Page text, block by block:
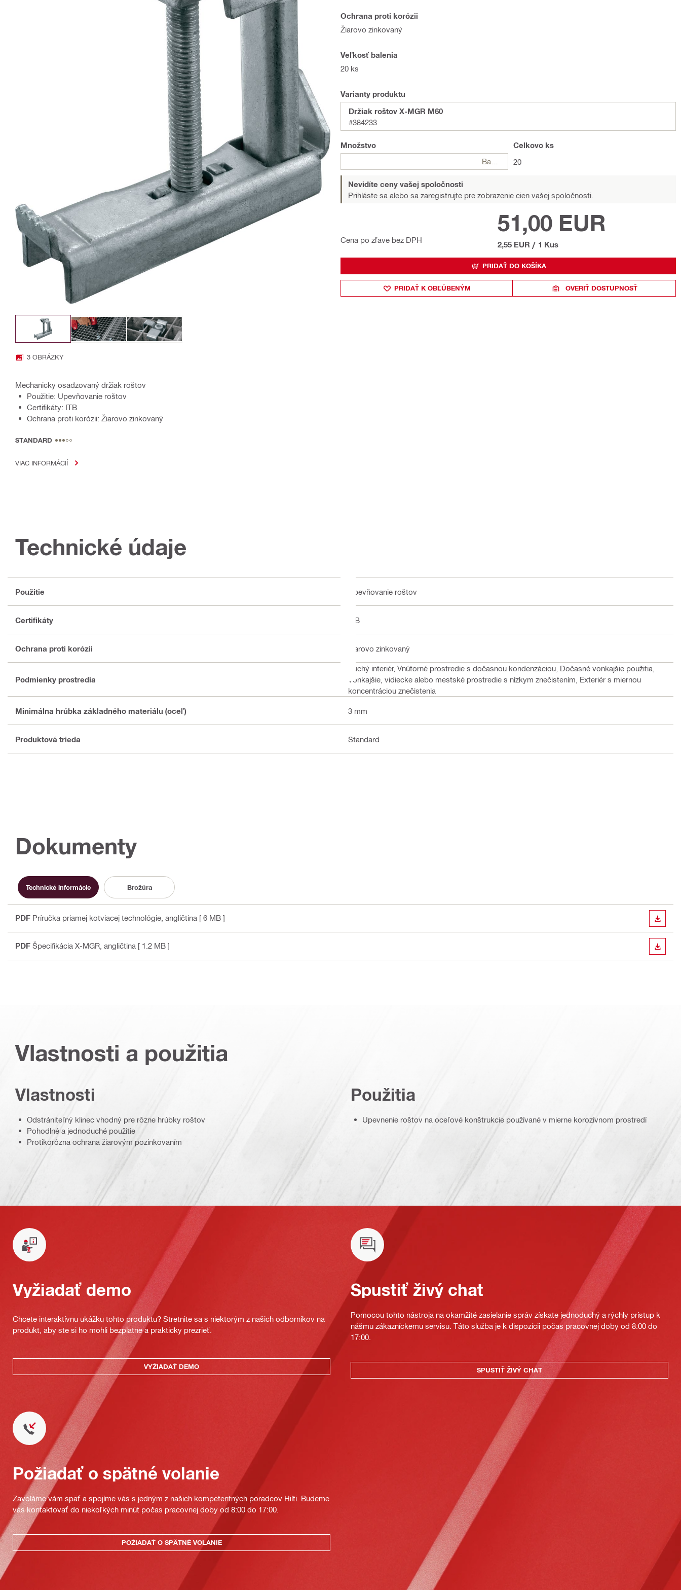
3 OBRÁZKY
Mechanicky osadzovaný držiak roštov
Použitie: Upevňovanie roštov
Certifikáty: ITB
Ochrana proti korózii: Žiarovo zinkovaný
STANDARD
VIAC INFORMÁCIÍ
Ochrana proti korózii
Žiarovo zinkovaný
Veľkosť balenia
20 ks
Varianty produktu
Držiak roštov X-MGR M60
#384233
Množstvo
Celkovo ks
20
Nevidíte ceny vašej spoločnosti
Prihláste sa alebo sa zaregistrujte pre zobrazenie cien vašej spoločnosti.
Cena po zľave bez DPH
51,00 EUR
2,55 EUR / 1 Kus
PRIDAŤ DO KOŠÍKA
PRIDAŤ K OBĽÚBENÝM OVERIŤ DOSTUPNOSŤ
Technické údaje
Použitie Upevňovanie roštov
Certifikáty ITB
Ochrana proti korózii Žiarovo zinkovaný
Podmienky prostredia
Suchý interiér, Vnútorné prostredie s dočasnou kondenzáciou, Dočasné vonkajšie použitia,
Vonkajšie, vidiecke alebo mestské prostredie s nízkym znečistením, Exteriér s miernou
koncentráciou znečistenia
Minimálna hrúbka základného materiálu (oceľ) 3 mm
Produktová trieda Standard
Dokumenty
Technické informácie Brožúra
PDF Príručka priamej kotviacej technológie , angličtina [ 6 MB ]
PDF Špecifikácia X-MGR , angličtina [ 1.2 MB ]
Vlastnosti a použitia
Vlastnosti
Odstrániteľný klinec vhodný pre rôzne hrúbky roštov
Pohodlné a jednoduché použitie
Protikorózna ochrana žiarovým pozinkovaním
Použitia
Upevnenie roštov na oceľové konštrukcie používané v mierne korozívnom prostredí
Vyžiadať demo
Chcete interaktívnu ukážku tohto produktu? Stretnite sa s niektorým z našich odborníkov na
produkt, aby ste si ho mohli bezplatne a prakticky prezrieť.
VYŽIADAŤ DEMO
Spustiť živý chat
Pomocou tohto nástroja na okamžité zasielanie správ získate jednoduchý a rýchly prístup k
nášmu zákazníckemu servisu. Táto služba je k dispozícii počas pracovnej doby od 8:00 do
17:00.
SPUSTIŤ ŽIVÝ CHAT
Požiadať o spätné volanie
Zavoláme vám späť a spojíme vás s jedným z našich kompetentných poradcov Hilti. Budeme
vás kontaktovať do niekoľkých minút počas pracovnej doby od 8:00 do 17:00.
POŽIADAŤ O SPÄTNÉ VOLANIE